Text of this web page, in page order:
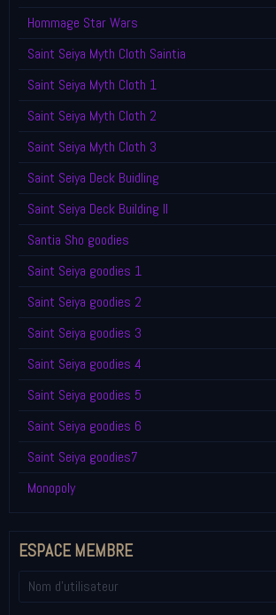
Hommage Star Wars
Saint Seiya Myth Cloth Saintia
Saint Seiya Myth Cloth 1
Saint Seiya Myth Cloth 2
Saint Seiya Myth Cloth 3
Saint Seiya Deck Buidling
Saint Seiya Deck Building II
Santia Sho goodies
Saint Seiya goodies 1
Saint Seiya goodies 2
Saint Seiya goodies 3
Saint Seiya goodies 4
Saint Seiya goodies 5
Saint Seiya goodies 6
Saint Seiya goodies7
Monopoly
ESPACE MEMBRE